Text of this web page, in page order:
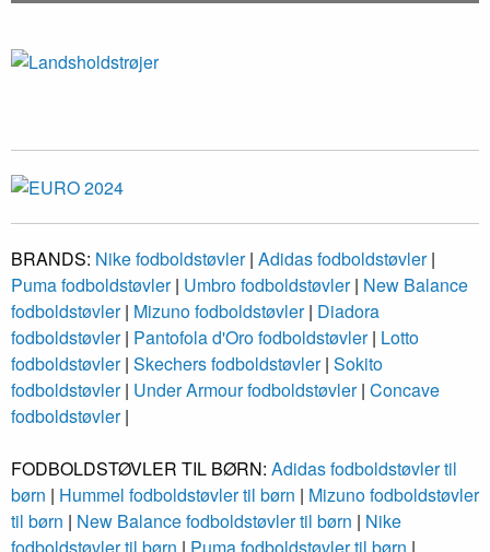
BRANDS: Nike fodboldstøvler| Adidas fodboldstøvler|
Puma fodboldstøvler| Umbro fodboldstøvler| New Balance
fodboldstøvler| Mizuno fodboldstøvler| Diadora
fodboldstøvler| Pantofola d'Oro fodboldstøvler| Lotto
fodboldstøvler| Skechers fodboldstøvler| Sokito
fodboldstøvler| Under Armour fodboldstøvler| Concave
fodboldstøvler|
FODBOLDSTØVLER TIL BØRN: Adidas fodboldstøvler til
børn | Hummel fodboldstøvler til børn | Mizuno fodboldstøvler
til børn | New Balance fodboldstøvler til børn | Nike